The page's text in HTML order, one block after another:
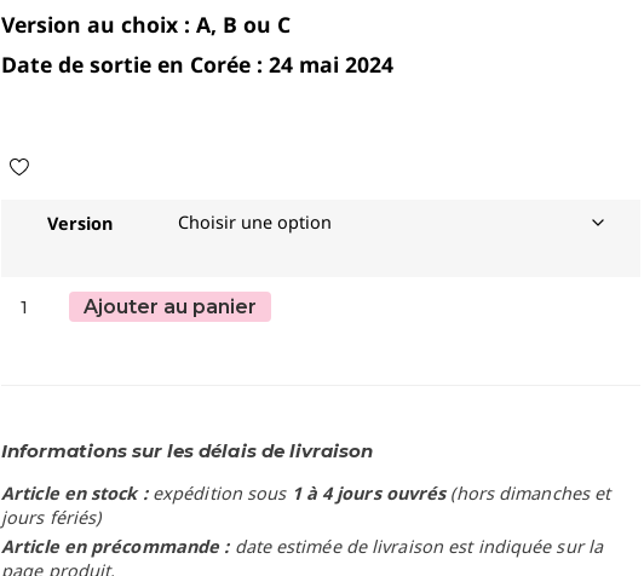
Version au choix : A, B ou C
Date de sortie en Corée : 24 mai 2024
Version
Ajouter au panier
Informations sur les délais de livraison
Article en stock : expédition sous 1 à 4 jours ouvrés(hors dimanches et
jours fériés)
Article en précommande : date estimée de livraison est indiquée sur la
page produit.